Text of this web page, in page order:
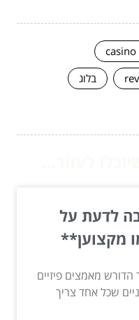
בלוג
לדעת על
מקצוען**
מאמצים פיזיים
שכל אחד צריך